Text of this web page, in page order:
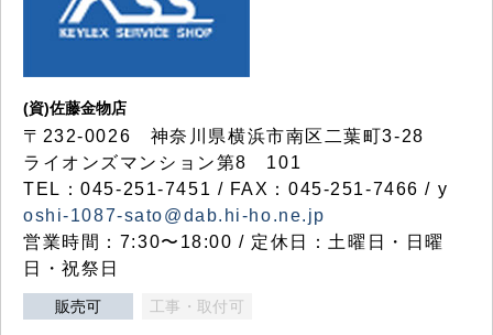
(資)佐藤金物店
〒232-0026 神奈川県横浜市南区二葉町3-28
ライオンズマンション第8 101
TEL：045-251-7451 / FAX：045-251-7466 / y
oshi-1087-sato@dab.hi-ho.ne.jp
営業時間：7:30〜18:00 / 定休日：土曜日・日曜
日・祝祭日
販売可 工事・取付可